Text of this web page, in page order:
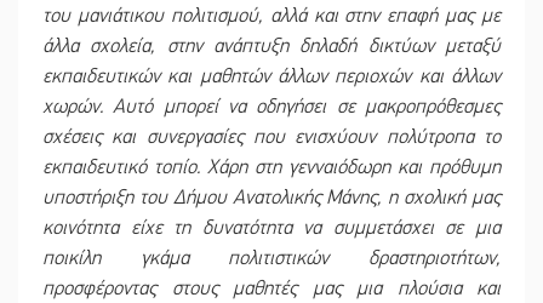
του μανιάτικου πολιτισμού, αλλά και στην επαφή μας με
άλλα σχολεία, στην ανάπτυξη δηλαδή δικτύων μεταξύ
εκπαιδευτικών και μαθητών άλλων περιοχών και άλλων
χωρών. Αυτό μπορεί να οδηγήσει σε μακροπρόθεσμες
σχέσεις και συνεργασίες που ενισχύουν πολύτροπα το
εκπαιδευτικό τοπίο. Χάρη στη γενναιόδωρη και πρόθυμη
υποστήριξη του Δήμου Ανατολικής Μάνης, η σχολική μας
κοινότητα είχε τη δυνατότητα να συμμετάσχει σε μια
ποικίλη γκάμα πολιτιστικών δραστηριοτήτων,
προσφέροντας στους μαθητές μας μια πλούσια και